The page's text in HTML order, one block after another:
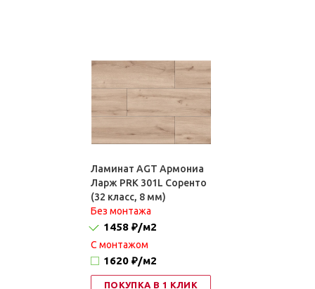
Ламинат AGT Армониа
Ларж PRK 301L Соренто
(32 класс, 8 мм)
Без монтажа
1458 ₽/м2
C монтажом
1620 ₽/м2
ПОКУПКА В 1 КЛИК